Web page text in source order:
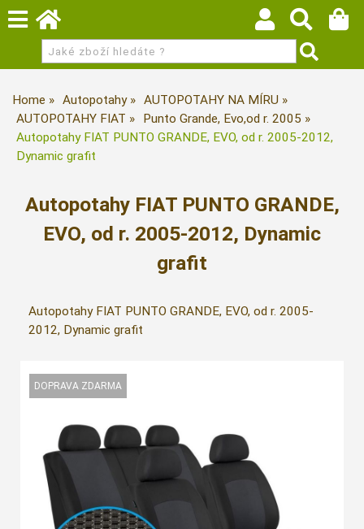
Home Autopotahy
AUTOPOTAHY NA MÍRU
AUTOPOTAHY FIAT
Punto Grande, Evo,od r. 2005
Autopotahy FIAT PUNTO GRANDE, EVO, od r. 2005-2012,
Dynamic grafit
Autopotahy FIAT PUNTO GRANDE,
EVO, od r. 2005-2012, Dynamic
grafit
Autopotahy FIAT PUNTO GRANDE, EVO, od r. 2005-
2012, Dynamic grafit